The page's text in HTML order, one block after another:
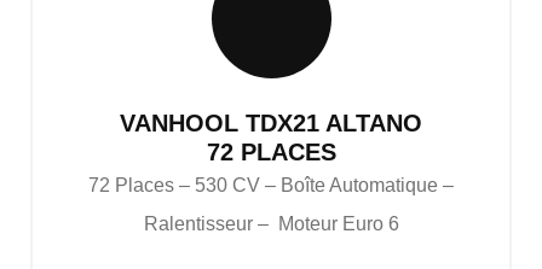
VANHOOL TDX21 ALTANO
72 PLACES
72 Places – 530 CV – Boîte Automatique –
Ralentisseur – Moteur Euro 6